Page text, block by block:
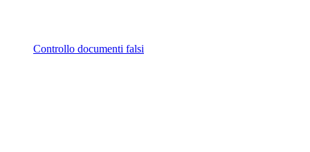
Controllo documenti falsi